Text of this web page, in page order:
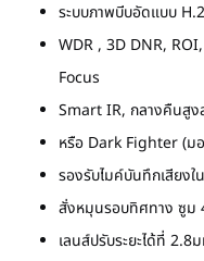
ระบบภาพบีบอัดแบบ
WDR , 3D DNR,
Focus
Smart IR, กลางคืนสูง
หรือ Dark Fighter (ม
รองรับไมค์บันทึกเสียงใ
สั่งหมุนรอบทิศทาง ซูม
เลนส์ปรับระยะได้ที่